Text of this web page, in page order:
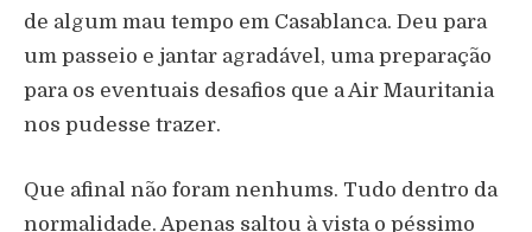
de algum mau tempo em Casablanca. Deu para
um passeio e jantar agradável, uma preparação
para os eventuais desafios que a Air Mauritania
nos pudesse trazer.
Que afinal não foram nenhums. Tudo dentro da
normalidade. Apenas saltou à vista o péssimo